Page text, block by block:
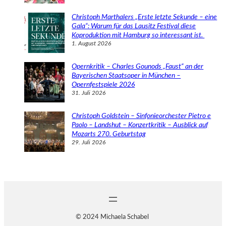
Christoph Marthalers „Erste letzte Sekunde – eine
Gala“: Warum für das Lausitz Festival diese
Koproduktion mit Hamburg so interessant ist.
1. August 2026
Opernkritik – Charles Gounods „Faust“ an der
Bayerischen Staatsoper in München –
Opernfestspiele 2026
31. Juli 2026
Christoph Goldstein – Sinfonieorchester Pietro e
Paolo – Landshut – Konzertkritik – Ausblick auf
Mozarts 270. Geburtstag
29. Juli 2026
© 2024 Michaela Schabel